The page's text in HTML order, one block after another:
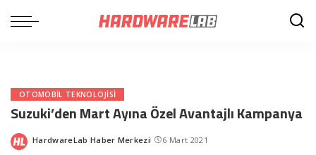
OTOMOBIL TEKNOLOJISI
Suzuki’den Mart Ayına Özel Avantajlı Kampanya
Posted
HardwareLab Haber Merkezi 6 Mart 2021